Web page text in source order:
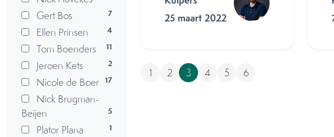
Gert Bos 7
Ellen Prinsen 4
Tom Boenders 11
Jeroen Kets 2
Nicole de Boer 17
Nick Brugman-
Beijen
5
Plator Plana 1
25 maart 2022
1 2 3 4 5 6